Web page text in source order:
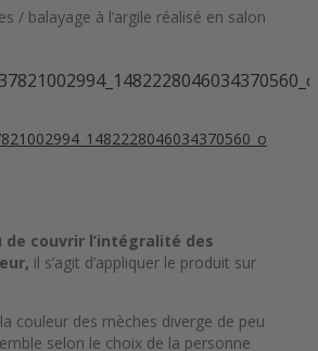
/ balayage à l’argile réalisé en salon
de couvrir l’intégralité des
il s’agit d’appliquer le produit sur
couleur des mèches diverge de peu
selon le choix de la personne